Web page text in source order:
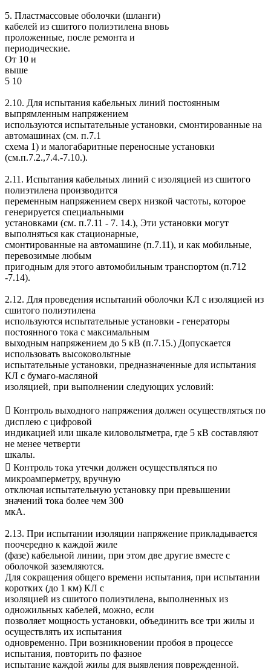
5. Пластмассовые оболочки (шланги)
кабелей из сшитого полиэтилена вновь
проложенные, после ремонта и
периодические.
От 10 и
выше
5 10
2.10. Для испытания кабельных линий постоянным
выпрямленным напряжением
используются испытательные установки, смонтированные на
автомашинах (см. п.7.1
схема 1) и малогабаритные переносные установки
(см.п.7.2.,7.4.-7.10.).
2.11. Испытания кабельных линий с изоляцией из сшитого
полиэтилена производится
переменным напряжением сверх низкой частоты, которое
генерируется специальными
установками (см. п.7.11 - 7. 14.), Эти установки могут
выполняться как стационарные,
смонтированные на автомашине (п.7.11), и как мобильные,
перевозимые любым
пригодным для этого автомобильным транспортом (п.712
-7.14).
2.12. Для проведения испытаний оболочки КЛ с изоляцией из
сшитого полиэтилена
используются испытательные установки - генераторы
постоянного тока с максимальным
выходным напряжением до 5 кВ (п.7.15.) Допускается
использовать высоковольтные
испытательные установки, предназначенные для испытания
КЛ с бумаго-масляной
изоляцией, при выполнении следующих условий:
 Контроль выходного напряжения должен осуществляться по
дисплею с цифровой
индикацией или шкале киловольтметра, где 5 кВ составляют
не менее четверти
шкалы.
 Контроль тока утечки должен осуществляться по
микроамперметру, вручную
отключая испытательную установку при превышении
значений тока более чем 300
мкА.
2.13. При испытании изоляции напряжение прикладывается
поочередно к каждой жиле
(фазе) кабельной линии, при этом две другие вместе с
оболочкой заземляются.
Для сокращения общего времени испытания, при испытании
коротких (до 1 км) КЛ с
изоляцией из сшитого полиэтилена, выполненных из
одножильных кабелей, можно, если
позволяет мощность установки, объединить все три жилы и
осуществлять их испытания
одновременно. При возникновении пробоя в процессе
испытания, повторить по фазное
испытание каждой жилы для выявления поврежденной.